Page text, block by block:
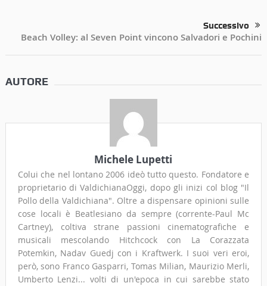
Successivo
Beach Volley: al Seven Point vincono Salvadori e Pochini
AUTORE
Michele Lupetti
Colui che nel lontano 2006 ideò tutto questo. Fondatore e
proprietario di ValdichianaOggi, dopo gli inizi col blog "Il
Pollo della Valdichiana". Oltre a dispensare opinioni sulle
cose locali è Beatlesiano da sempre (corrente-Paul Mc
Cartney), coltiva strane passioni cinematografiche e
musicali mescolando Hitchcock con La Corazzata
Potemkin, Nadav Guedj con i Kraftwerk. I suoi veri eroi,
però, sono Franco Gasparri, Tomas Milian, Maurizio Merli,
Umberto Lenzi... volti di un'epoca in cui sarebbe stato